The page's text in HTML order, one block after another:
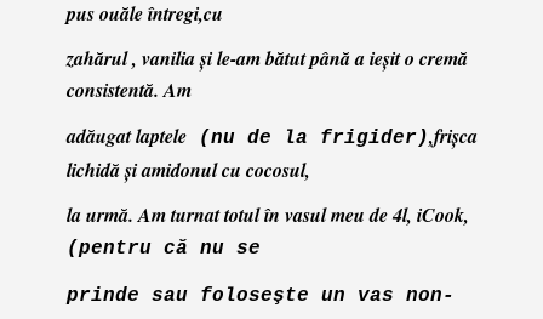
pus ouăle întregi,cu
zahărul , vaniliaşi le-am bătut până a ieşit o cremă
consistentă. Am
adăugat laptele(nu de la frigider),frişca
lichidă şi amidonul cu cocosul,
la urmă.Am turnat totul în vasul meu de 4l, iCook,
(pentru că nu se
prinde sau foloseşte un vas non-